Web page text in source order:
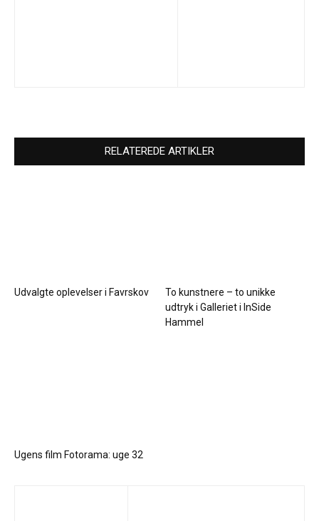
RELATEREDE ARTIKLER
Udvalgte oplevelser i Favrskov
To kunstnere – to unikke
udtryk i Galleriet i InSide
Hammel
Ugens film Fotorama: uge 32